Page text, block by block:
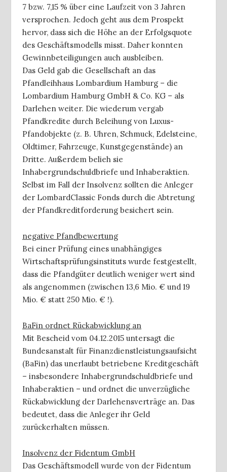
7 bzw. 7,15 % über eine Laufzeit von 3 Jahren
versprochen. Jedoch geht aus dem Prospekt
hervor, dass sich die Höhe an der Erfolgsquote
des Geschäftsmodells misst. Daher konnten
Gewinnbeteiligungen auch ausbleiben.
Das Geld gab die Gesellschaft an das
Pfandleihhaus Lombardium Hamburg – die
Lombardium Hamburg GmbH & Co. KG – als
Darlehen weiter. Die wiederum vergab
Pfandkredite durch Beleihung von Luxus-
Pfandobjekte (z. B. Uhren, Schmuck, Edelsteine,
Oldtimer, Fahrzeuge, Kunstgegenstände) an
Dritte. Außerdem belieh sie
Inhabergrundschuldbriefe und Inhaberaktien.
Selbst im Fall der Insolvenz sollten die Anleger
der LombardClassic Fonds durch die Abtretung
der Pfandkreditforderung besichert sein.
negative Pfandbewertung
Bei einer Prüfung eines unabhängiges
Wirtschaftsprüfungsinstituts wurde festgestellt,
dass die Pfandgüter deutlich weniger wert sind
als angenommen (zwischen 13,6 Mio. € und 19
Mio. € statt 250 Mio. € !).
BaFin ordnet Rückabwicklung an
Mit Bescheid vom 04.12.2015 untersagt die
Bundesanstalt für Finanzdienstleistungsaufsicht
(BaFin) das unerlaubt betriebene Kreditgeschäft
– insbesondere Inhabergrundschuldbriefe und
Inhaberaktien – und ordnet die unverzügliche
Rückabwicklung der Darlehensverträge an. Das
bedeutet, dass die Anleger ihr Geld
zurückerhalten müssen.
Insolvenz der Fidentum GmbH
Das Geschäftsmodell wurde von der Fidentum